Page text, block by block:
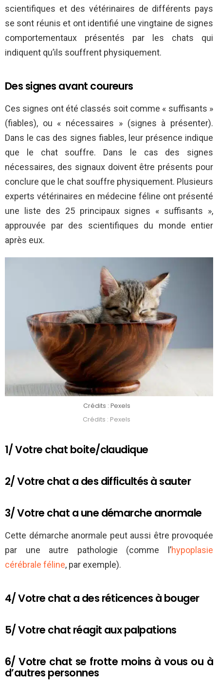
scientifiques et des vétérinaires de différents pays
se sont réunis et ont identifié une vingtaine de signes
comportementaux présentés par les chats qui
indiquent qu’ils souffrent physiquement.
Des signes avant coureurs
Ces signes ont été classés soit comme « suffisants »
(fiables), ou « nécessaires » (signes à présenter).
Dans le cas des signes fiables, leur présence indique
que le chat souffre. Dans le cas des signes
nécessaires, des signaux doivent être présents pour
conclure que le chat souffre physiquement. Plusieurs
experts vétérinaires en médecine féline ont présenté
une liste des 25 principaux signes « suffisants »,
approuvée par des scientifiques du monde entier
après eux.
Crédits : Pexels
Crédits : Pexels
1/ Votre chat boite/claudique
2/ Votre chat a des difficultés à sauter
3/ Votre chat a une démarche anormale
Cette démarche anormale peut aussi être provoquée
par une autre pathologie (comme l’hypoplasie
cérébrale féline, par exemple).
4/ Votre chat a des réticences à bouger
5/ Votre chat réagit aux palpations
6/ Votre chat se frotte moins à vous ou à
d’autres personnes